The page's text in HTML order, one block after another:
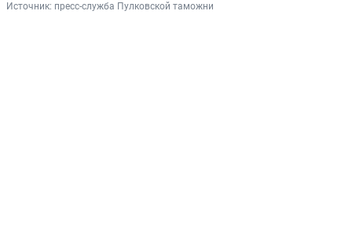
Источник: пресс-служба Пулковской таможни